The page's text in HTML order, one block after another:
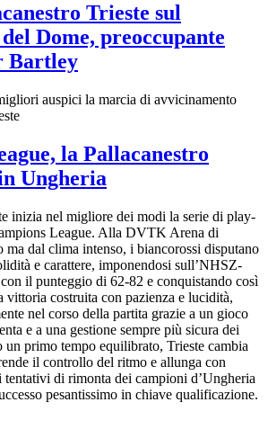
Trieste sul
Dome, preoccupante
Bartley
auspici la marcia di avvicinamento
la Pallacanestro
Ungheria
inizia nel migliore dei modi la serie di play-
League. Alla DVTK Arena di
dal clima intenso, i biancorossi disputano
e carattere, imponendosi sull’NHSZ-
il punteggio di 62-82 e conquistando così
vittoria costruita con pazienza e lucidità,
nel corso della partita grazie a un gioco
e a una gestione sempre più sicura dei
primo tempo equilibrato, Trieste cambia
il controllo del ritmo e allunga con
tentativi di rimonta dei campioni d’Ungheria
pesantissimo in chiave qualificazione.